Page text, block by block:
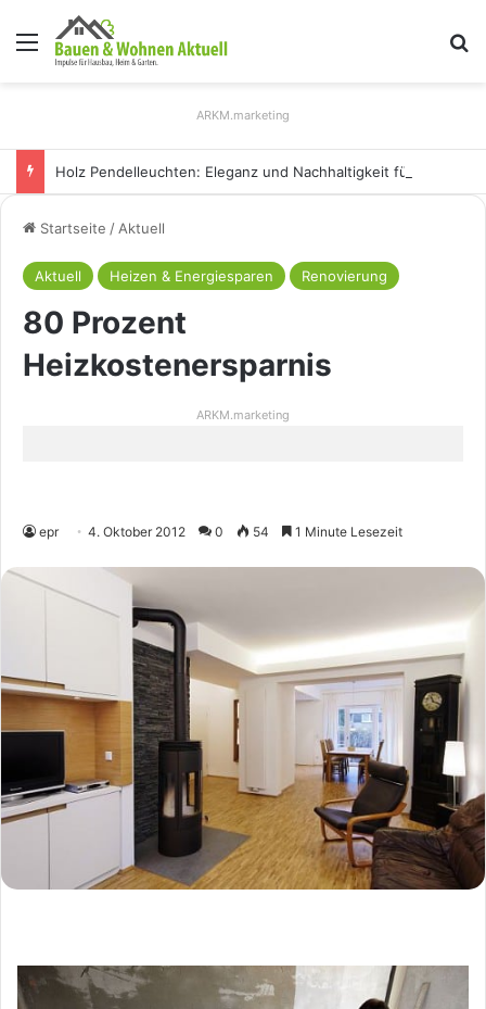
Menü
ARKM.marketing
Startseite / Aktuell
Aktuell Heizen & Energiesparen Renovierung
80 Prozent
Heizkostenersparnis
ARKM.marketing
epr 4. Oktober 2012 0 54 1 Minute Lesezeit